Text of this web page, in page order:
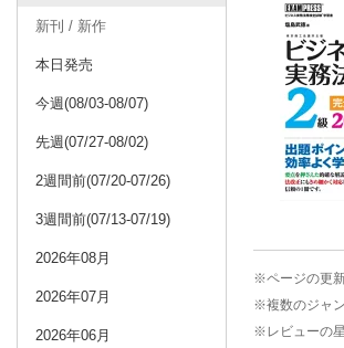
新刊 / 新作
本日発売
今週(08/03-08/07)
先週(07/27-08/02)
2週間前(07/20-07/26)
3週間前(07/13-07/19)
2026年08月
2026年07月
2026年06月
※ページの更
※複数のジャ
※レビューの